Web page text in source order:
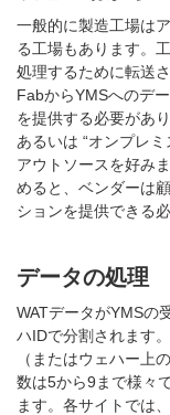
一般的に製造工場は
る工場もあります。
処理するために転送
FabからYMSへのデ
を提供する必要があ
あるいは “オンプレ
アウトソースを好み
めると、ベンダーは
ションを提供できる
データの処理
WATデータがYMSの
ハIDで分割されます
（またはウェハー上
数は5から9まで様々
ます。各サイトでは